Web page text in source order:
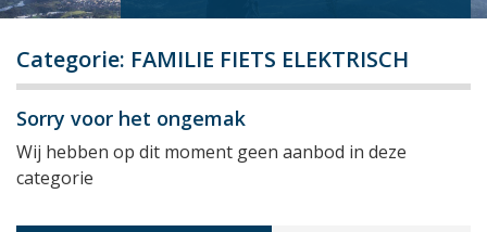
Categorie: FAMILIE FIETS ELEKTRISCH
Sorry voor het ongemak
Wij hebben op dit moment geen aanbod in deze
categorie